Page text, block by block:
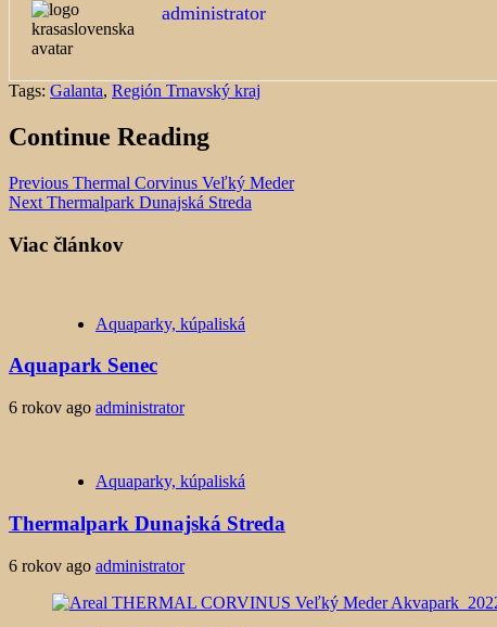
administrator
Tags: Galanta, Región Trnavský kraj
Continue Reading
Previous Thermal Corvinus Veľký Meder
Next Thermalpark Dunajská Streda
Viac článkov
Aquaparky, kúpaliská
Aquapark Senec
6 rokov ago administrator
Aquaparky, kúpaliská
Thermalpark Dunajská Streda
6 rokov ago administrator